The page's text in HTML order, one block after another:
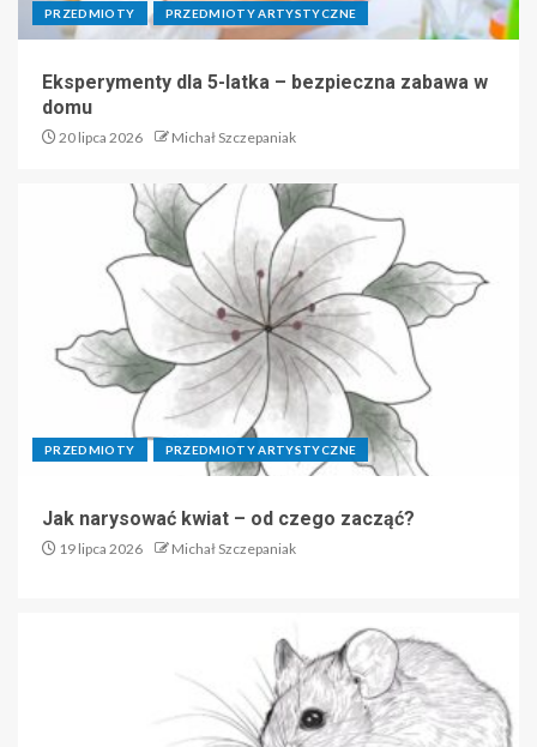
PRZEDMIOTY PRZEDMIOTY ARTYSTYCZNE
Eksperymenty dla 5-latka – bezpieczna zabawa w
domu
20 lipca 2026 Michał Szczepaniak
PRZEDMIOTY PRZEDMIOTY ARTYSTYCZNE
Jak narysować kwiat – od czego zacząć?
19 lipca 2026 Michał Szczepaniak